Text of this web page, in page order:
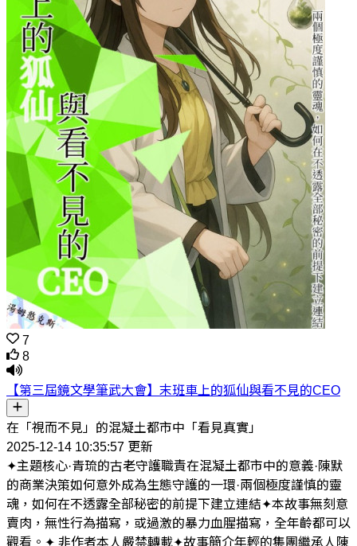
7
8
【第三屆鏡文學筆武大會】末班車上的狐仙與看不見的CEO
在「視而不見」的混凝土都市中「看見真實」
2025-12-14 10:35:57 更新
✦主題核心·青琉的古老守護職責在混凝土都市中的意義·陳默
的商業決策如何意外成為生態守護的一環·兩個極度謹慎的靈
魂，如何在不透露全部秘密的前提下建立連結✦本故事無刻意
賣肉，無性行為描寫，或過激的暴力血腥描寫，全年齡都可以
觀看。✦ 非作者本人嚴禁轉載✦故事簡介年輕的集團繼承人陳